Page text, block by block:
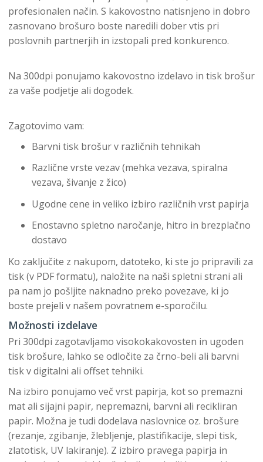
profesionalen način. S kakovostno natisnjeno in dobro
zasnovano brošuro boste naredili dober vtis pri
poslovnih partnerjih in izstopali pred konkurenco.
Na 300dpi ponujamo kakovostno izdelavo in tisk brošur
za vaše podjetje ali dogodek.
Zagotovimo vam:
Barvni tisk brošur v različnih tehnikah
Različne vrste vezav (mehka vezava, spiralna
vezava, šivanje z žico)
Ugodne cene in veliko izbiro različnih vrst papirja
Enostavno spletno naročanje, hitro in brezplačno
dostavo
Ko zaključite z nakupom, datoteko, ki ste jo pripravili za
tisk (v PDF formatu), naložite na naši spletni strani ali
pa nam jo pošljite naknadno preko povezave, ki jo
boste prejeli v našem povratnem e-sporočilu.
Možnosti izdelave
Pri 300dpi zagotavljamo visokokakovosten in ugoden
tisk brošure, lahko se odločite za črno-beli ali barvni
tisk v digitalni ali offset tehniki.
Na izbiro ponujamo več vrst papirja, kot so premazni
mat ali sijajni papir, nepremazni, barvni ali recikliran
papir. Možna je tudi dodelava naslovnice oz. brošure
(rezanje, zgibanje, žlebljenje, plastifikacije, slepi tisk,
zlatotisk, UV lakiranje). Z izbiro pravega papirja in